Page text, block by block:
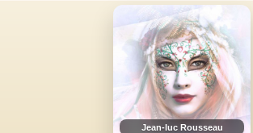
Jean-luc Rousseau